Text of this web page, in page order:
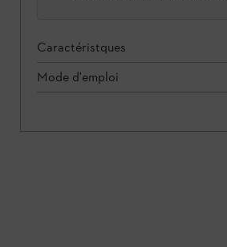
Caractéristques
Mode d'emploi